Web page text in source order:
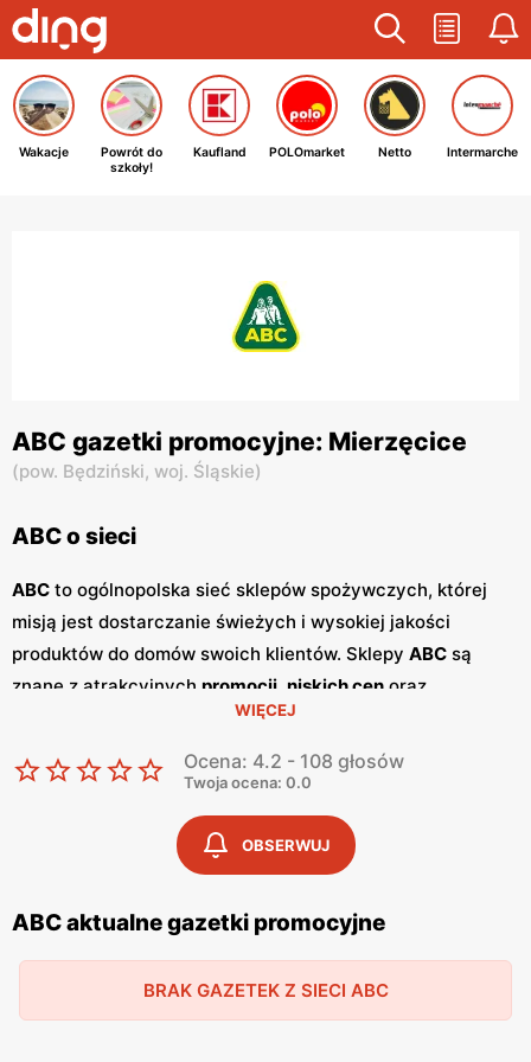
Wakacje
Powrót do
szkoły!
Kaufland POLOmarket Netto Intermarche
ABC gazetki promocyjne: Mierzęcice
(pow. Będziński, woj. Śląskie)
ABC o sieci
ABC to ogólnopolska sieć sklepów spożywczych, której
misją jest dostarczanie świeżych i wysokiej jakości
produktów do domów swoich klientów. Sklepy ABC są
znane z atrakcyjnych promocji niskich cen oraz
szerokiego asortymentu, który zaspokaja potrzeby całej
rodziny. Dzięki przyjaznej obsłudze i lokalnym sklepom,
ABC stało się ulubionym miejscem zakupów dla wielu
regularnie publikuje
, w których prezentowane są najlepsze oferty
oraz nowości produktowe.Gazetkite ukazują się kilka razy
w miesiącu, umożliwiając klientom śledzenie najnowszych
okazji i planowanie zakupów z wyprzedzeniem. Dostępne
wersji online na stronie internetowej sieci. Jednym z
WIĘCEJ
Ocena: 4.2 - 108 głosów
Twoja ocena: 0.0
OBSERWUJ
ABC aktualne gazetki promocyjne
BRAK GAZETEK Z SIECI ABC